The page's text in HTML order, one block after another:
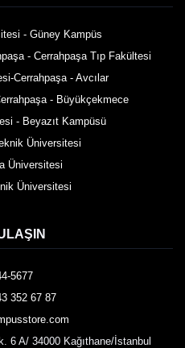
- Güney Kampüs
- Cerrahpaşa Tıp Fakültesi
Cerrahpaşa - Avcılar
- Büyükçekmece
- Beyazıt Kampüsü
Üniversitesi
Üniversitesi
Üniversitesi
5677
352 67 87
A/ 34000 Kağıthane/İstanbul